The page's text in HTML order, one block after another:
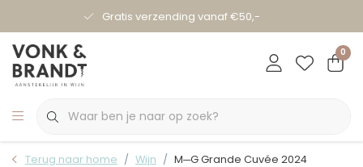
Gratis verzending vanaf €50,-
0
Terug naar home Wijn M─G Grande Cuvée 2024